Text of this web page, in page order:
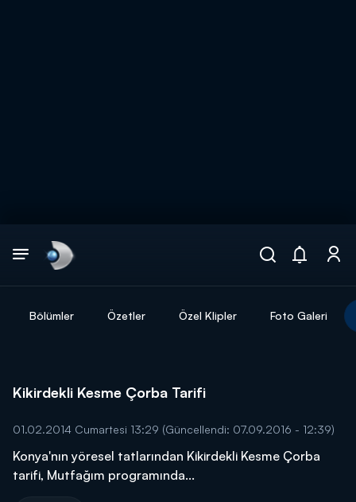
Bölümler Özetler Özel Klipler Foto Galeri
Kikirdekli Kesme Çorba Tarifi
01.02.2014 Cumartesi 13:29 (Güncellendi: 07.09.2016 - 12:39)
Konya'nın yöresel tatlarından Kikirdekli Kesme Çorba
tarifi, Mutfağım programında...